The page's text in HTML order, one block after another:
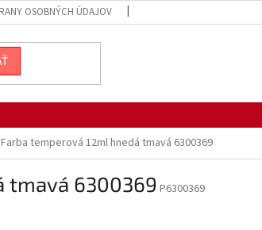
OSOBNÝCH ÚDAJOV
Farba temperová 12ml hnedá tmavá 6300369
tmavá 6300369 P6300369